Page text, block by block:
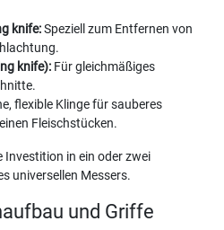
knife:Speziell zum Entfernen von
knife): Für gleichmäßiges
flexible Klinge für sauberes
Fleischstücken.
in ein oder zwei
universellen Messers.
und Griffe